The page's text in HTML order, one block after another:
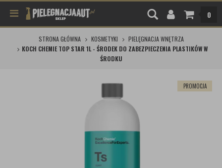
0
STRONA GŁÓWNA KOSMETYKI
PIELĘGNACJA WNĘTRZA
KOCH CHEMIE TOP STAR 1L - ŚRODEK DO ZABEZPIECZENIA PLASTIKÓW W
ŚRODKU
PROMOCJA